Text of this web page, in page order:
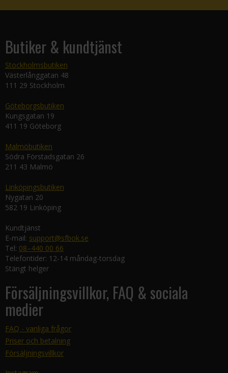
Butiker & kundtjänst
Stockholmsbutiken
Västerlånggatan 48
111 29 Stockholm
Göteborgsbutiken
Kungsgatan 19
411 19 Göteborg
Malmöbutiken
Södra Förstadsgatan 26
211 43 Malmö
Linköpingsbutiken
Nygatan 20
582 19 Linköping
Kundtjänst
E-mail: support@sfbok.se
Tel: 08–440 00 66
Telefontider: 12-14 måndag-torsdag
Stängt helger
Försäljningsvillkor, FAQ & sociala
medier
FAQ - vanliga frågor
Priser och betalning
Försäljningsvillkor